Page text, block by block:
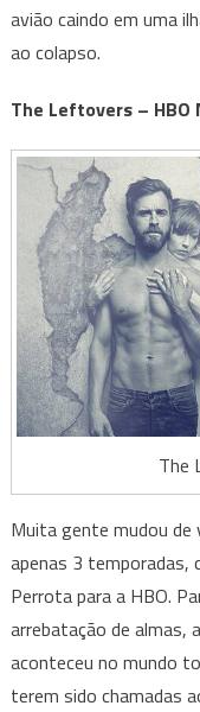
avião caindo em uma
ao colapso.
The Leftovers – HBO
The
Muita gente mudou
apenas 3 temporadas,
Perrota para a HBO.
arrebatação de almas,
aconteceu no mundo
terem sido chamadas